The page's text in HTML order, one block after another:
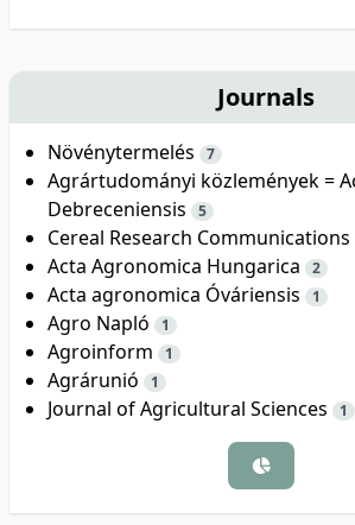
Journals
Növénytermelés 7
Agrártudományi közlemények =
Debreceniensis
5
Cereal Research Communications
Acta Agronomica Hungarica 2
Acta agronomica Óváriensis 1
Agro Napló 1
Agroinform 1
Agrárunió 1
Journal of Agricultural Sciences 1